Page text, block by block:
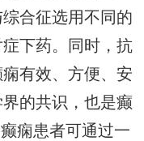
合征选用不同的
下药。同时，抗
有效、方便、安
的共识，也是癫
痫患者可通过一